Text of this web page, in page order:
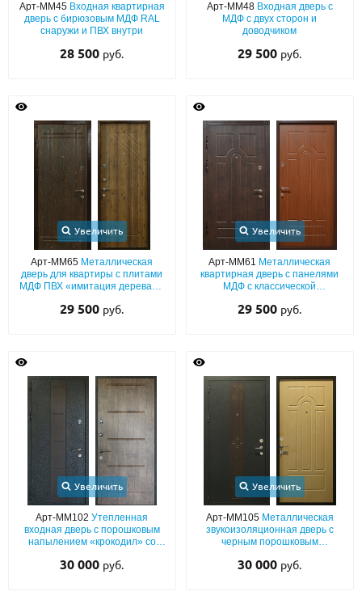
Арт-ММ45 Входная квартирная
дверь с бирюзовым МДФ RAL
снаружи и ПВХ внутри
28 500 руб.
Арт-ММ48 Входная дверь с
МДФ с двух сторон и
доводчиком
29 500 руб.
Увеличить
Арт-ММ65 Металлическая
дверь для квартиры с плитами
МДФ ПВХ «имитация дерева» с
29 500 руб.
Увеличить
Арт-ММ61 Металлическая
квартирная дверь с панелями
МДФ с классической
29 500 руб.
Увеличить
Арт-ММ102Утепленная
входная дверь с порошковым
напылением «крокодил» со
плитой МДФ «текстура дерева»
30 000 руб.
Увеличить
Арт-ММ105 Металлическая
звукоизоляционная дверь с
черным порошковым
коричневой вставкой ПВХ и
30 000 руб.